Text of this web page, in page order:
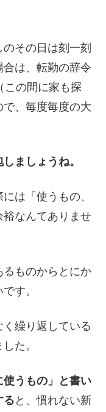
その日は刻一刻
は、転勤の辞令
この間に家も探
、毎度毎度の大
ましょうね。
は「使うもの、
なんてありませ
ものからとにか
す。
繰り返している
た。
うもの」と書い
る と、慣れない新